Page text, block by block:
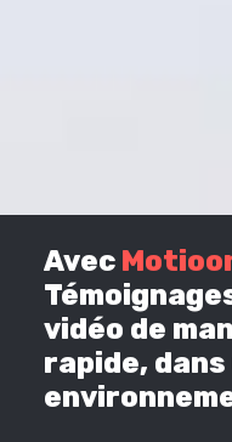
Avec
vidéo de
rapide, dans